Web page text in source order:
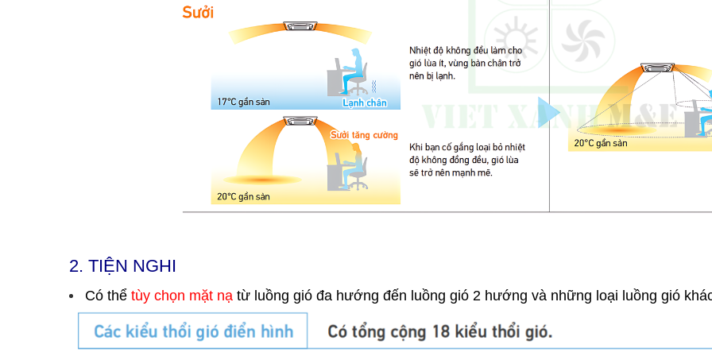
2. TIỆN NGHI
Có thể tùy chọn mặt nạ từ luồng gió đa hướng đến luồng gió 2 hướng và những loại luồng gió